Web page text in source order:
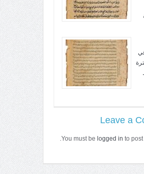
Leave a
You must be logged in to post